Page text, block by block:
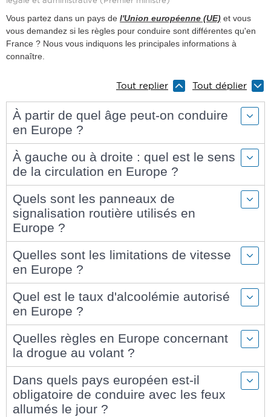
Vous partez dans un pays de l'Union européenne (UE) et vous
vous demandez si les règles pour conduire sont différentes qu'en
France ? Nous vous indiquons les principales informations à
connaître.
Tout replier Tout déplier
À partir de quel âge peut-on conduire
en Europe ?
À gauche ou à droite : quel est le sens
de la circulation en Europe ?
Quels sont les panneaux de
signalisation routière utilisés en
Europe ?
Quelles sont les limitations de vitesse
en Europe ?
Quel est le taux d'alcoolémie autorisé
en Europe ?
Quelles règles en Europe concernant
la drogue au volant ?
Dans quels pays européen est-il
obligatoire de conduire avec les feux
allumés le jour ?